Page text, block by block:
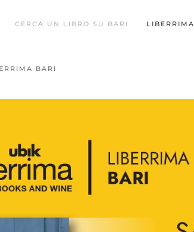
CERCA UN LIBRO SU BARI LIBERRIMA
BARI